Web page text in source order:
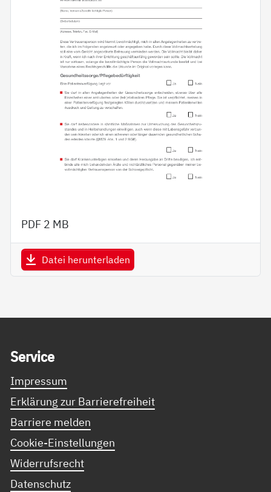
PDF 2 MB
Datei herunterladen
Ser­vice
Impressum
Erklärung zur Barrierefreiheit
Barriere melden
Cookie-Einstellungen
Widerrufsrecht
Datenschutz